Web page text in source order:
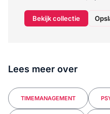
Bekijk collectie
Lees meer over
TIMEMANAGEMENT